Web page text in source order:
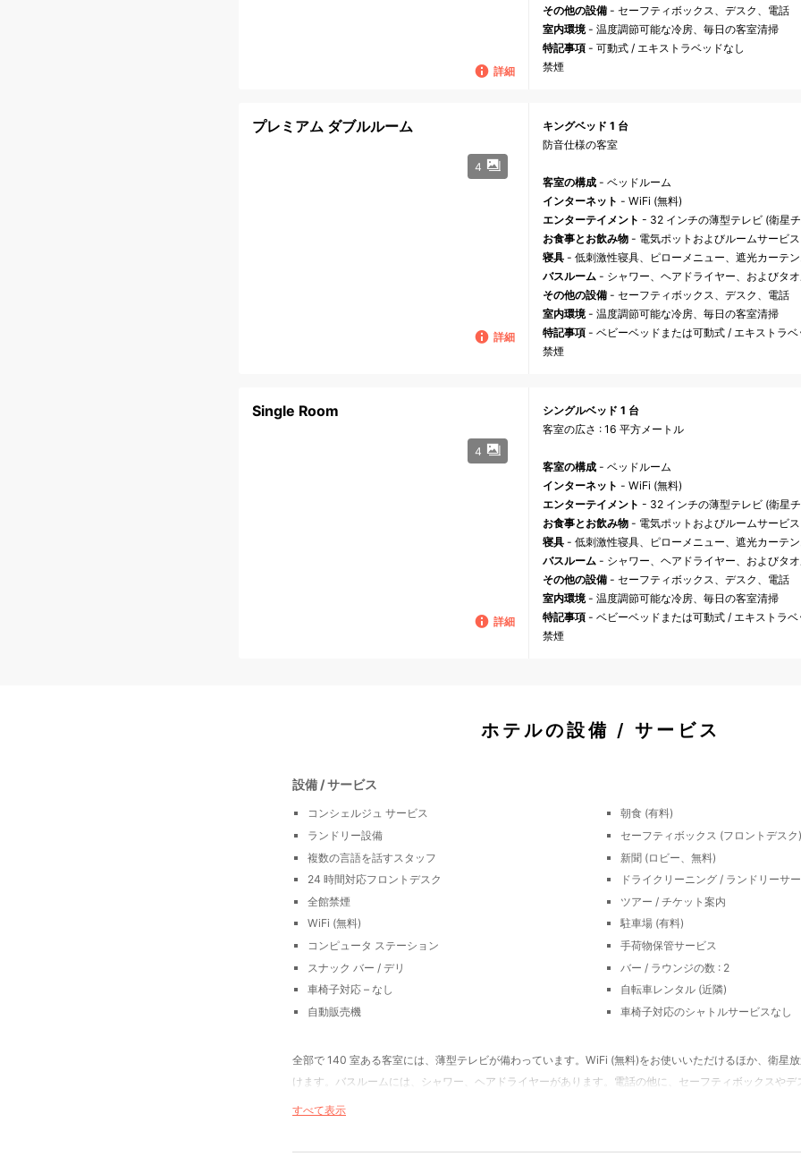
詳細
その他の設備- セーフティボックス、デスク、電話
室内環境- 温度調節可能な冷房、毎日の客室清掃
特記事項- 可動式 / エキストラベッドなし
禁煙
プレミアム ダブルルーム
4
詳細
キングベッド 1 台
防音仕様の客室
客室の構成- ベッドルーム
インターネット - WiFi (無料)
エンターテイメント - 32 インチの薄型テレビ (衛星
お食事とお飲み物- 電気ポットおよびルームサービス
寝具- 低刺激性寝具、ピローメニュー、遮光カーテ
バスルーム- シャワー、ヘアドライヤー、およびタ
その他の設備- セーフティボックス、デスク、電話
室内環境- 温度調節可能な冷房、毎日の客室清掃
特記事項- ベビーベッドまたは可動式 / エキストラベ
禁煙
Single Room
4
詳細
シングルベッド 1 台
客室の広さ : 16 平方メートル
客室の構成- ベッドルーム
インターネット - WiFi (無料)
エンターテイメント - 32 インチの薄型テレビ (衛星
お食事とお飲み物- 電気ポットおよびルームサービス
寝具- 低刺激性寝具、ピローメニュー、遮光カーテ
バスルーム- シャワー、ヘアドライヤー、およびタ
その他の設備- セーフティボックス、デスク、電話
室内環境- 温度調節可能な冷房、毎日の客室清掃
特記事項- ベビーベッドまたは可動式 / エキストラベ
禁煙
ホテルの設備 / サービス
設備 / サービス
コンシェルジュ サービス
朝食 (有料)
ランドリー設備
セーフティボックス (フロントデスク)
複数の言語を話すスタッフ
新聞 (ロビー、無料)
24 時間対応フロントデスク
ドライクリーニング / ランドリーサ
全館禁煙
ツアー / チケット案内
WiFi (無料)
駐車場 (有料)
コンピュータ ステーション
手荷物保管サービス
スナック バー / デリ
バー / ラウンジの数 : 2
車椅子対応 – なし
自転車レンタル (近隣)
自動販売機
車椅子対応のシャトルサービスなし
全部で 140 室ある客室には、薄型テレビが備わっています。WiFi (無料)をお使いいただけるほか、衛星
けます。バスルームには、シャワー、ヘアドライヤーがあります。電話の他に、セーフティボックスやデ
すべて表示